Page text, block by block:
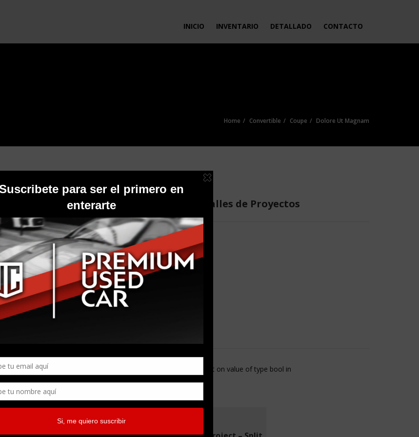
INICIO INVENTARIO DETALLADO CONTACTO
Home Convertible Coupe Dolore Ut Magnam
commodo ligula eget dolor aenean massa. Cum
Detalles de Proyectos
Sodales Ante
: Trying to access array offset on value of type bool in
single-portfolio.php